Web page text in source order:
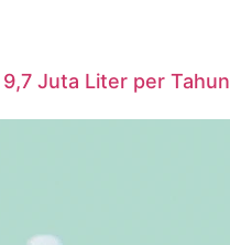
Juta Liter per Tahun